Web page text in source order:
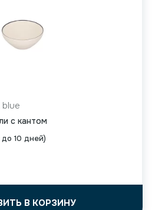
10 дней)
blue
с кантом
В КОРЗИНУ